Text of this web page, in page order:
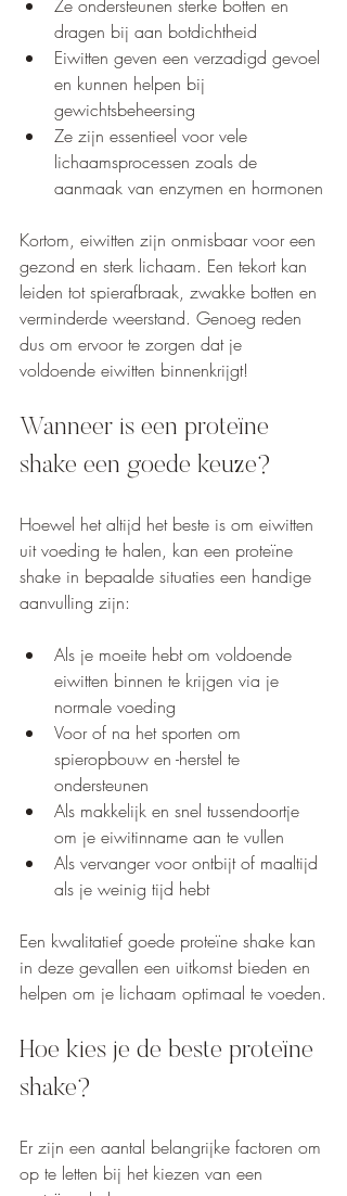
Ze ondersteunen sterke botten en
dragen bij aan botdichtheid
Eiwitten geven een verzadigd gevoel
en kunnen helpen bij
gewichtsbeheersing
Ze zijn essentieel voor vele
lichaamsprocessen zoals de
aanmaak van enzymen en hormonen
Kortom, eiwitten zijn onmisbaar voor een
gezond en sterk lichaam. Een tekort kan
leiden tot spierafbraak, zwakke botten en
verminderde weerstand. Genoeg reden
dus om ervoor te zorgen dat je
voldoende eiwitten binnenkrijgt!
Wanneer is een proteïne
shake een goede keuze?
Hoewel het altijd het beste is om eiwitten
uit voeding te halen, kan een proteïne
shake in bepaalde situaties een handige
aanvulling zijn:
Als je moeite hebt om voldoende
eiwitten binnen te krijgen via je
normale voeding
Voor of na het sporten om
spieropbouw en -herstel te
ondersteunen
Als makkelijk en snel tussendoortje
om je eiwitinname aan te vullen
Als vervanger voor ontbijt of maaltijd
als je weinig tijd hebt
Een kwalitatief goede proteïne shake kan
in deze gevallen een uitkomst bieden en
helpen om je lichaam optimaal te voeden.
Hoe kies je de beste proteïne
shake?
Er zijn een aantal belangrijke factoren om
op te letten bij het kiezen van een